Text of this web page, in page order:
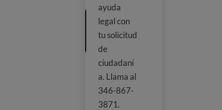
ayuda
legal con
tu solicitud
de
ciudadaní
a. Llama al
346-867-
3871.